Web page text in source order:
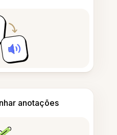
anotações